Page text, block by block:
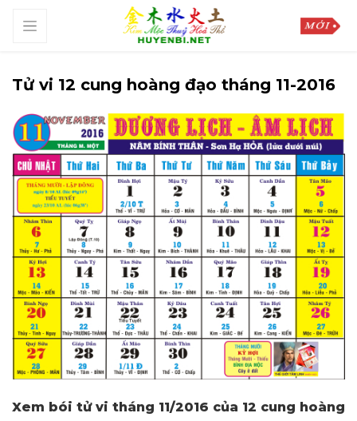
Tử vi 12 cung hoàng đạo tháng 11-2016
Xem bói tử vi tháng 11/2016 của 12 cung hoàng